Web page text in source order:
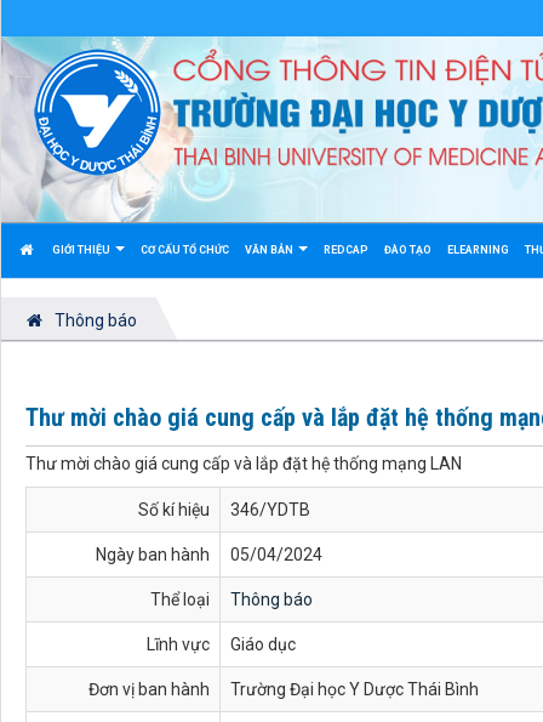
GIỚI THIỆU CƠ CẤU TỔ CHỨC VĂN BẢN REDCAP ĐÀO TẠO ELEARNING
Thông báo
Thư mời chào giá cung cấp và lắp đặt hệ thống
Thư mời chào giá cung cấp và lắp đặt hệ thống mạng LAN
Số kí hiệu 346/YDTB
Ngày ban hành 05/04/2024
Thể loại Thông báo
Lĩnh vực Giáo dục
Đơn vị ban hành Trường Đại học Y Dược Thái Bình